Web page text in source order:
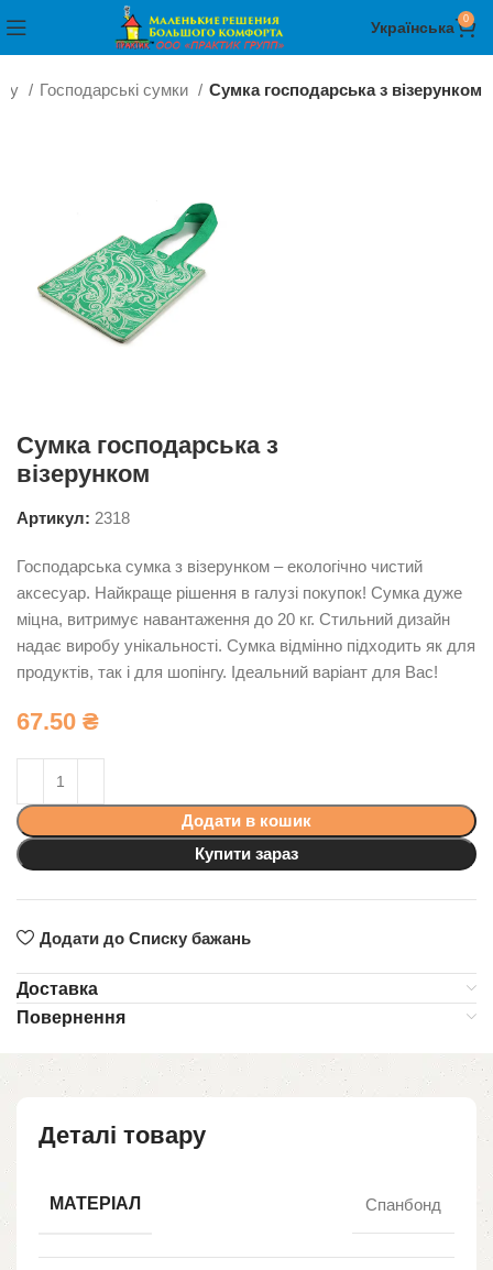
Українська 0
Господарські сумки Сумка господарська з візерунком
Сумка господарська з
візерунком
Артикул: 2318
Господарська сумка з візерунком – екологічно чистий
аксесуар. Найкраще рішення в галузі покупок! Сумка дуже
міцна, витримує навантаження до 20 кг. Стильний дизайн
надає виробу унікальності. Сумка відмінно підходить як для
продуктів, так і для шопінгу. Ідеальний варіант для Вас!
67.50₴
Додати в кошик
Купити зараз
Додати до Списку бажань
Доставка
Повернення
Деталі товару
МАТЕРІАЛ Спанбонд